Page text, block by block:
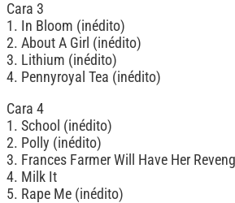
Cara 3
1. In Bloom (inédito)
2. About A Girl (inédito)
3. Lithium (inédito)
4. Pennyroyal Tea (inédito)
Cara 4
1. School (inédito)
2. Polly (inédito)
3. Frances Farmer Will Have Her
4. Milk It
5. Rape Me (inédito)